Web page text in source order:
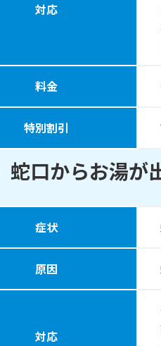
対応
料金
特別割引
蛇口からお湯が
症状
原因
対応